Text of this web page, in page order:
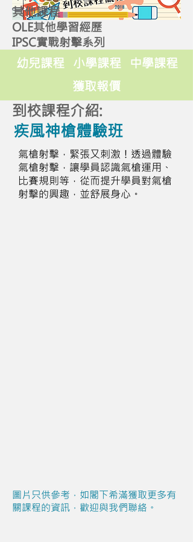
其他課程
OLE其他學習經歷
IPSC實戰射擊系列
幼兒課程 小學課程
中學課程
獲取報價
到校課程介紹:
疾風神槍體驗班
氣槍射擊，緊張又刺激！透過體驗
氣槍射擊，讓學員認識氣槍運用、
比賽規則等，從而提升學員對氣槍
射擊的興趣，並舒展身心。
圖片只供參考，如閣下希滿獲取更多有
關課程的資訊，歡迎與我們聯絡。